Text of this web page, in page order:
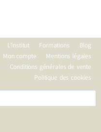
L’institut Formations
Blog
Mon compte
Mentions légales
Conditions générales de vente
Politique des cookies